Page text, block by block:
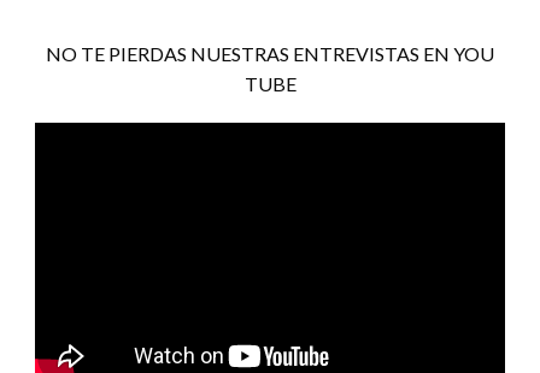
NO TE PIERDAS NUESTRAS ENTREVISTAS EN YOU
TUBE